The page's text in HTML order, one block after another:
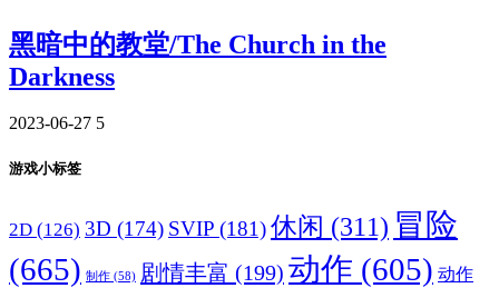
黑暗中的教堂/The Church in the
Darkness
2023-06-27 5
游戏小标签
2D (126) 3D (174) SVIP (181)休闲 (311) 冒险
(665) 制作 (58) 剧情丰富 (199) 动作 (605) 动作